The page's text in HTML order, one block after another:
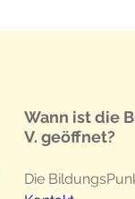
Wann ist die
V. geöffnet?
Die